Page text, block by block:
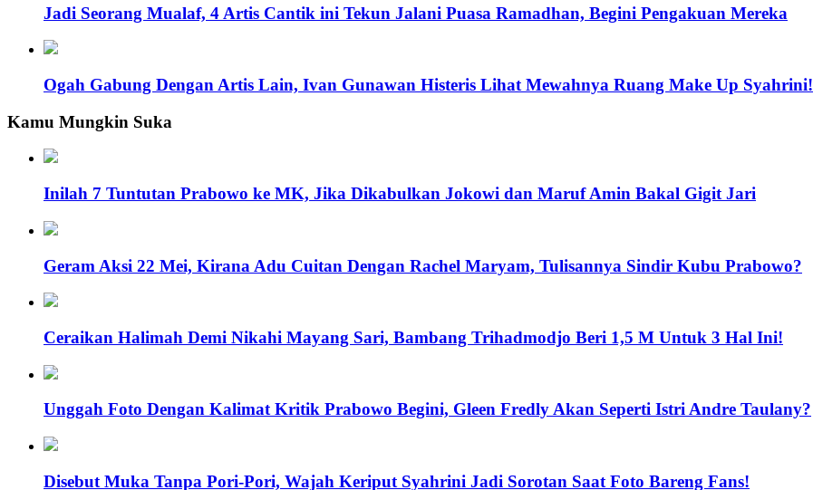
Jadi Seorang Mualaf, 4 Artis Cantik ini Tekun Jalani Puasa Ramadhan, Begini Pengakuan Mereka
Ogah Gabung Dengan Artis Lain, Ivan Gunawan Histeris Lihat Mewahnya Ruang Make Up Syahrini!
Kamu Mungkin Suka
Inilah 7 Tuntutan Prabowo ke MK, Jika Dikabulkan Jokowi dan Maruf Amin Bakal Gigit Jari
Geram Aksi 22 Mei, Kirana Adu Cuitan Dengan Rachel Maryam, Tulisannya Sindir Kubu Prabowo?
Ceraikan Halimah Demi Nikahi Mayang Sari, Bambang Trihadmodjo Beri 1,5 M Untuk 3 Hal Ini!
Unggah Foto Dengan Kalimat Kritik Prabowo Begini, Gleen Fredly Akan Seperti Istri Andre Taulany?
Disebut Muka Tanpa Pori-Pori, Wajah Keriput Syahrini Jadi Sorotan Saat Foto Bareng Fans!